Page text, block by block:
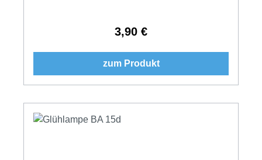
Regulärer Preis:
3,90 €
zum Produkt